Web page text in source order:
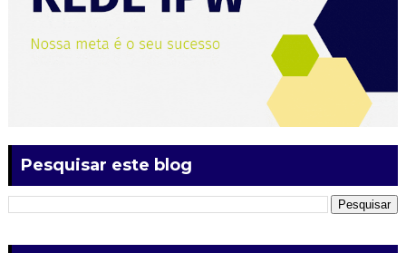
Pesquisar este blog